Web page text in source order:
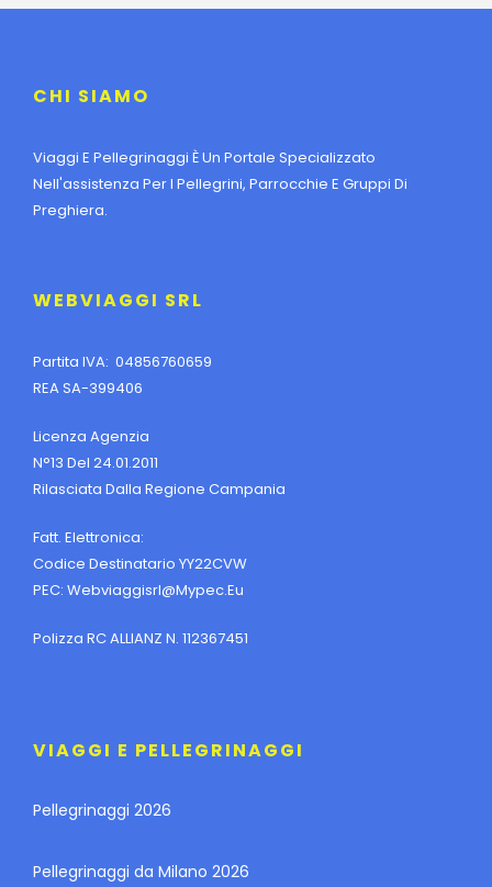
CHI SIAMO
Viaggi E Pellegrinaggi È Un Portale Specializzato
Nell'assistenza Per I Pellegrini, Parrocchie E Gruppi Di
Preghiera.
WEBVIAGGI SRL
Partita IVA: 04856760659
REA SA-399406
Licenza Agenzia
N°13 Del 24.01.2011
Rilasciata Dalla Regione Campania
Fatt. Elettronica:
Codice Destinatario YY22CVW
PEC: Webviaggisrl@mypec.eu
Polizza RC ALLIANZ N. 112367451
VIAGGI E PELLEGRINAGGI
Pellegrinaggi 2026
Pellegrinaggi da Milano 2026